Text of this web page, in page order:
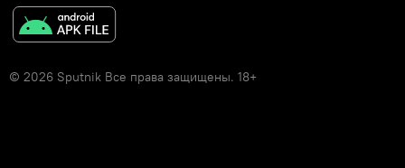
© 2026 Sputnik Все права защищены. 18+